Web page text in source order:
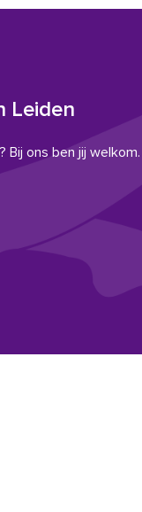
Leiden
Bij ons ben jij